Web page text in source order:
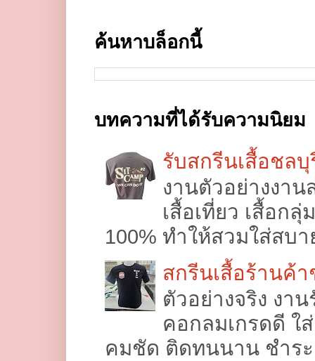
ค้นหาบล็อกนี้
บทความที่ได้รับความนิยม
รับสกรีนเสื้อชลบุ
งานตัวอย่างงา
เสื้อเที่ยว เสื้อก
100% ทำให้สวมใส่สบ
สกรีนเสื้อร้านค้
ตัวอย่างจริง งา
คอกลมเกรดดี ใ
คมชัด ติดทนนาน ชำร